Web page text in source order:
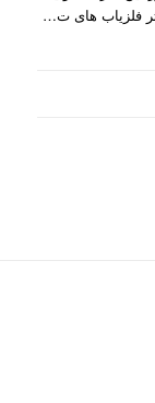
فلزیاب های ت…